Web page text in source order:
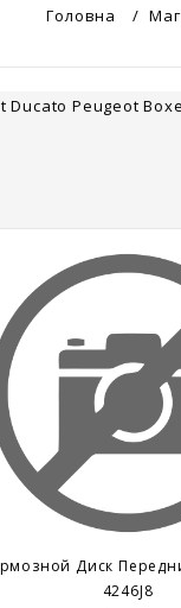
Головна /
Ducato Peugeot
4246J8